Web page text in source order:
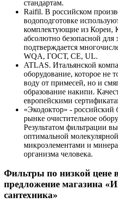
стандартам.
Raifil. В российском
водоподготовке
комплектующие из Кореи,
абсолютно безопасной для
подтверждается
WQA, ГОСТ, СЕ, UL.
ATLAS. Итальянской
оборудование, которое не
воду от примесей, но и
образование накипи.
европейскими
«Экодоктор» -
рынке очистительное
Результатом фильтрации
оптимальной
микроэлементами и
организма человека.
Фильтры по низкой цене
предложение магазина
сантехника»